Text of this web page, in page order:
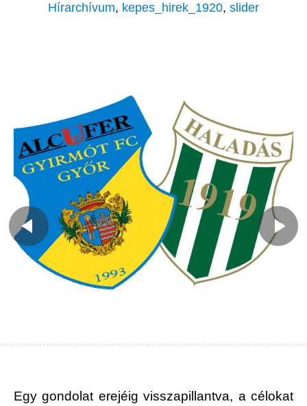
Hírarchívum, kepes_hirek_1920, slider
Egy gondolat erejéig visszapillantva, a célokat